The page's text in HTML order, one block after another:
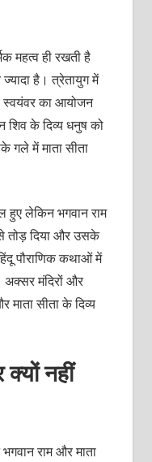
महत्‍व ही रखती है
है। त्रेतायुग में
स्‍वयंवर का आयोजन
शिव के दिव्‍य धनुष को
गले में माता सीता
हुए लेकिन भगवान राम
तोड़ दिया और उसके
पौराणिक कथाओं में
अक्‍सर मंदिरों और
माता सीता के दिव्‍य
नहीं
राम और माता